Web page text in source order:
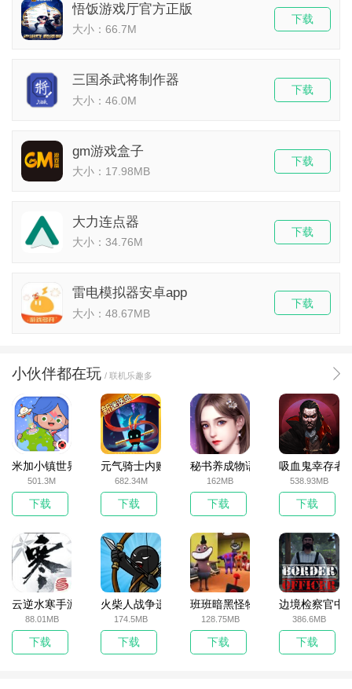
悟饭游戏厅官方正版
大小：66.7M
下载
三国杀武将制作器
大小：46.0M
下载
gm游戏盒子
大小：17.98MB
下载
大力连点器
大小：34.76M
下载
雷电模拟器安卓app
大小：48.67MB
下载
小伙伴都在玩 / 联机乐趣多
米加小镇世界2025官方版
501.3M
下载
元气骑士内购破解版
682.34M
下载
秘书养成物语
162MB
下载
吸血鬼幸存者
538.93MB
下载
云逆水寒手游
88.01MB
下载
火柴人战争遗产无敌版
174.5MB
下载
班班暗黑怪物生存挑战5
128.75MB
下载
边境检察官中
386.6MB
下载